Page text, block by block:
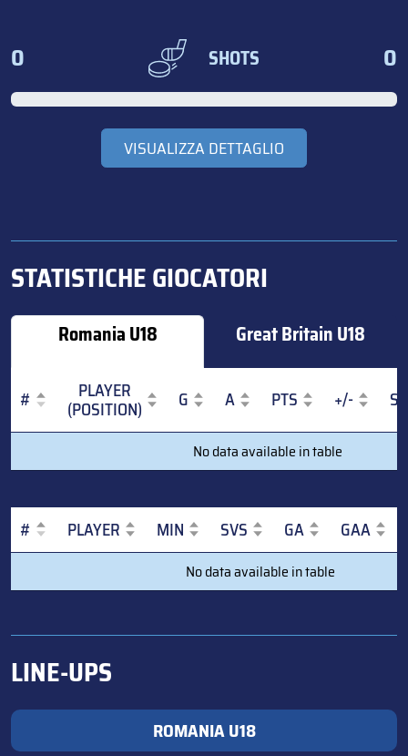
0 SHOTS 0
VISUALIZZA DETTAGLIO
STATISTICHE GIOCATORI
Romania U18 Great Britain U18
# PLAYER
(POSITION) G A PTS +/-
S
A PTS +/-
No data available in table
# PLAYER MIN SVS GA GAA
SVS GA
No data available in table
LINE-UPS
ROMANIA U18